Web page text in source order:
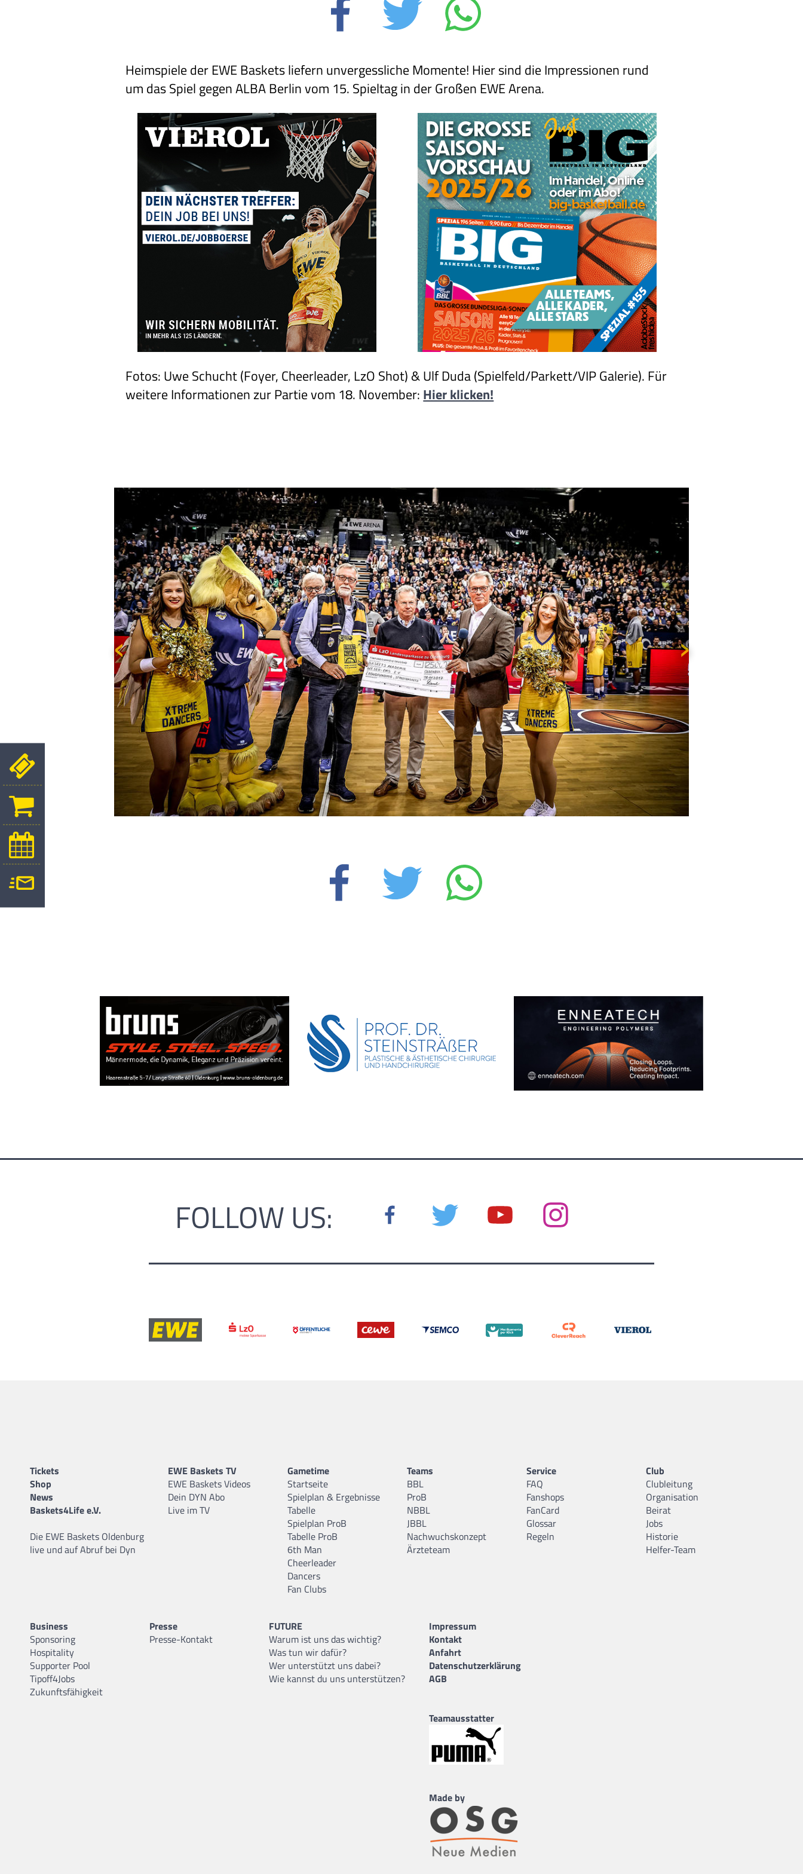
Heimspiele der EWE Baskets liefern unvergessliche Momente! Hier sind die Impressionen rund
um das Spiel gegen ALBA Berlin vom 15. Spieltag in der Großen EWE Arena.
Fotos: Uwe Schucht (Foyer, Cheerleader, LzO Shot) & Ulf Duda (Spielfeld/Parkett/VIP Galerie). Für
weitere Informationen zur Partie vom 18. November: Hier klicken!
FOLLOW US:
Tickets
Shop
News
Baskets4Life e.V.
Die EWE Baskets Oldenburg
live und auf Abruf bei Dyn
EWE Baskets TV
EWE Baskets Videos
Dein DYN Abo
Live im TV
Gametime
Startseite
Spielplan & Ergebnisse
Tabelle
Spielplan ProB
Tabelle ProB
6th Man
Cheerleader
Dancers
Fan Clubs
Teams
BBL
ProB
NBBL
JBBL
Nachwuchskonzept
Ärzteteam
Service
FAQ
Fanshops
FanCard
Glossar
Regeln
Club
Clubleitung
Organisation
Beirat
Jobs
Historie
Helfer-Team
Business
Sponsoring
Hospitality
Supporter Pool
Tipoff4Jobs
Zukunftsfähigkeit
Presse
Presse-Kontakt
FUTURE
Warum ist uns das wichtig?
Was tun wir dafür?
Wer unterstützt uns dabei?
Wie kannst du uns unterstützen?
Impressum
Kontakt
Anfahrt
Datenschutzerklärung
AGB
Teamausstatter
Made by